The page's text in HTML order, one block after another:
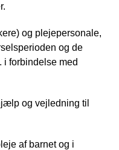
og plejepersonale,
og de
i forbindelse med
og vejledning til
af barnet og i